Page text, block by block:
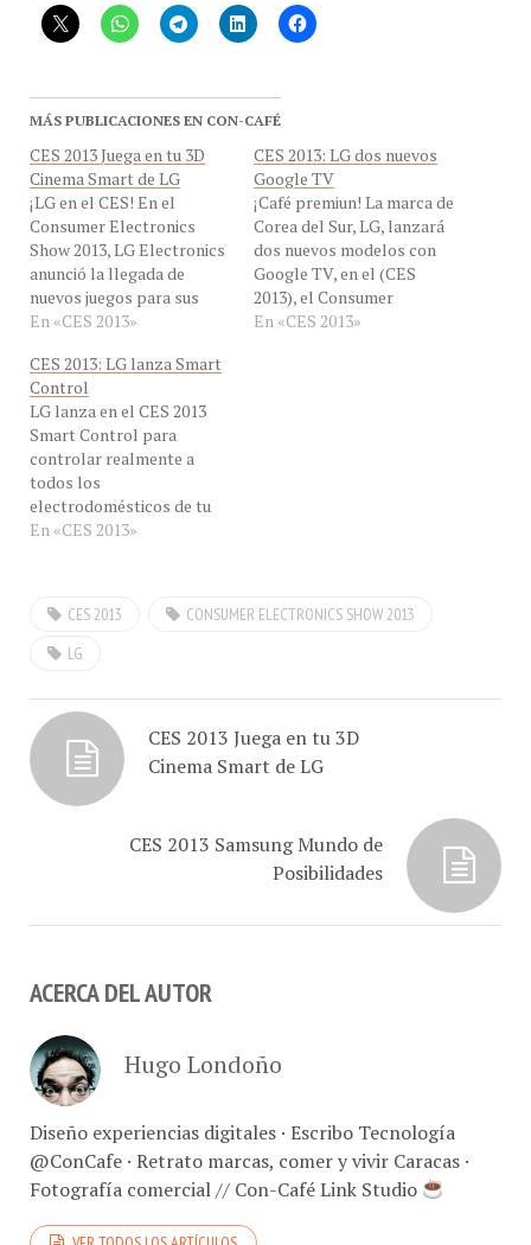
MÁS PUBLICACIONES EN CON-CAFÉ
CES 2013 Juega en tu 3D
Cinema Smart de LG
¡LG en el CES! En el
Consumer Electronics
Show 2013, LG Electronics
anunció la llegada de
nuevos juegos para sus
televisores 3D Cinema
Smart, una selección de
títulos pensados en la
diversión para amigos y
familia. Entre éstos
pueden destacarse Where
´s is my water? de Disney,
Los Sims TM FreePlay,…
En «CES 2013»
CES 2013: LG dos nuevos
Google TV
¡Café premiun! La marca de
Corea del Sur, LG, lanzará
dos nuevos modelos con
Google TV, en el (CES
2013), el Consumer
Electronics Show
International 2013,
En «CES 2013»
CES 2013: LG lanza Smart
Control
LG lanza en el CES 2013
Smart Control para
controlar realmente a
todos los
electrodomésticos de tu
casa, de manera
totalmente remota .. ¡Café
Smart Control para
todos los
casa, de manera
totalmente…
En «CES 2013»
CES 2013
CONSUMER ELECTRONICS SHOW 2013
LG
CES 2013 Juega en tu 3D
Cinema Smart de LG
CES 2013 Samsung Mundo de
Posibilidades
ACERCA DEL AUTOR
Hugo Londoño
Diseño experiencias digitales · Escribo Tecnología
@ConCafe · Retrato marcas, comer y vivir Caracas ·
Fotografía comercial // Con-Café Link Studio
VER TODOS LOS ARTÍCULOS